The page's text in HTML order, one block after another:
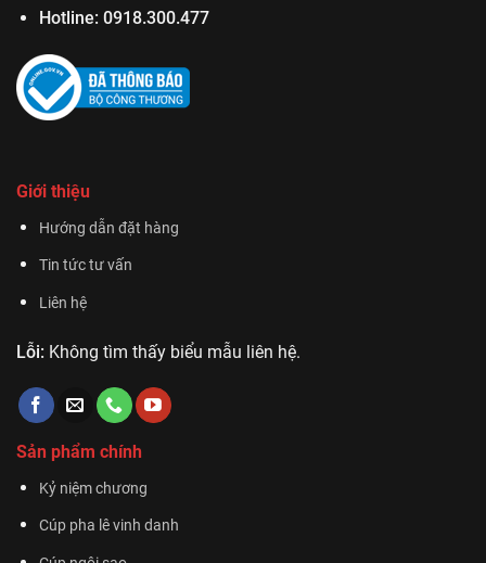
Hotline: 0918.300.477
Giới thiệu
Hướng dẫn đặt hàng
Tin tức tư vấn
Liên hệ
Lỗi: Không tìm thấy biểu mẫu liên hệ.
Sản phẩm chính
Kỷ niệm chương
Cúp pha lê vinh danh